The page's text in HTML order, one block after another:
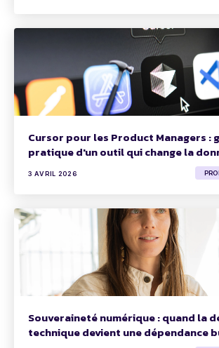
Cursor pour les Product Managers :
pratique d'un outil qui change la
3 AVRIL 2026
Souveraineté numérique : quand la
technique devient une dépendance